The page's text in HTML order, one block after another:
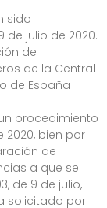
sido
julio de 2020.
de
de la Central
de España
procedimiento
2020, bien por
de
a que se
de 9 de julio,
solicitado por